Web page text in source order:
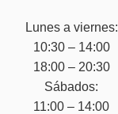
Lunes a viernes:
10:30 – 14:00
18:00 – 20:30
Sábados:
11:00 – 14:00